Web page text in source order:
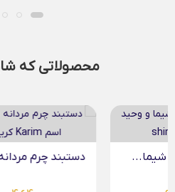
محصولاتی که
دستبند چرم مردانه طلا...